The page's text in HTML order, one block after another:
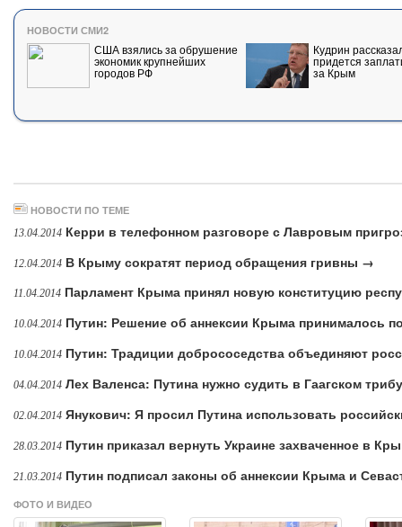
НОВОСТИ СМИ2
США взялись за обрушение
экономик крупнейших
городов РФ
Кудрин
придется
за Крым
НОВОСТИ ПО ТЕМЕ
13.04.2014 Керри в телефонном разговоре с Лавровым
12.04.2014 В Крыму сократят период обращения гривны →
11.04.2014 Парламент Крыма принял новую конституцию
10.04.2014 Путин: Решение об аннексии Крыма принималось
10.04.2014 Путин: Традиции добрососедства объединяют
04.04.2014 Лех Валенса: Путина нужно судить в Гаагском
02.04.2014 Янукович: Я просил Путина использовать
28.03.2014 Путин приказал вернуть Украине захваченное в
21.03.2014 Путин подписал законы об аннексии Крыма и
ФОТО И ВИДЕО